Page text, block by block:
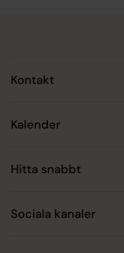
Kontakt
Kalender
Hitta snabbt
Sociala kanaler